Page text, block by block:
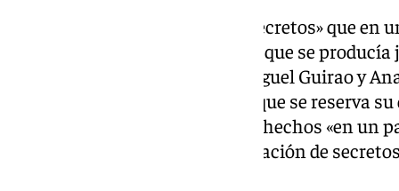
Ha criticado la «revelación de secretos» que en
producido en torno a su cese — que se
del consorcio, los científicos Miguel Guirao y
referencia a este último punto que se reserva
legales por la gravedad de estos hechos «en un
estado está procesado por revelación de